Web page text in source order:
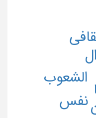
الشعوب
نفس